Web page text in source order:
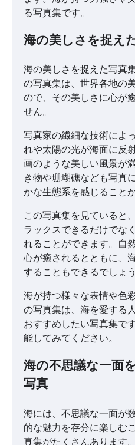
る写真集です。
海の美しさを捉え
海の美しさを捉えた写真
の写真集は、世界各地の
ので、その美しさに心が
せん。
写真家の繊細な技術によ
れや太陽の光が海面に反
画のような美しい風景が
き物や珊瑚礁なども写真
かな生態系を感じること
この写真集を見ていると
ラックスできるだけでな
れることができます。自
心が癒されるとともに、
することもできるでしょう
海が持つ様々な表情や色
の写真集は、海を愛する
おすすめしたい写真集で
能してみてください。
海の不思議な一面
写真
海には、不思議な一面が
的な魅力を存分に楽しむ
真集がたくさんあります